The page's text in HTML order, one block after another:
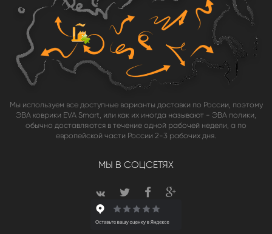
Мы используем все доступные варианты доставки по России, поэтому
ЭВА коврики EVA Smart, или как их иногда называют - ЭВА полики,
обычно доставляются в течение одной рабочей недели, а по
европейской части России 2-3 рабочих дня.
МЫ В СОЦСЕТЯХ